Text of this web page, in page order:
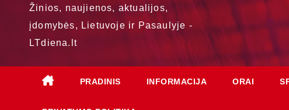
Žinios, naujienos, aktualijos,
įdomybės, Lietuvoje ir Pasaulyje -
LTdiena.lt
PRADINIS INFORMACIJA ORAI